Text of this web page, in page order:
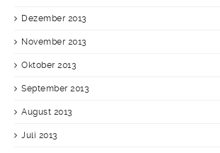
Dezember 2013
November 2013
Oktober 2013
September 2013
August 2013
Juli 2013